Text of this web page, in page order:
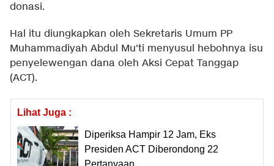
donasi.
Hal itu diungkapkan oleh Sekretaris Umum PP
Muhammadiyah Abdul Mu'ti menyusul hebohnya isu
penyelewengan dana oleh Aksi Cepat Tanggap
(ACT).
Lihat Juga :
Diperiksa Hampir 12 Jam, Eks
Presiden ACT Diberondong 22
Pertanyaan